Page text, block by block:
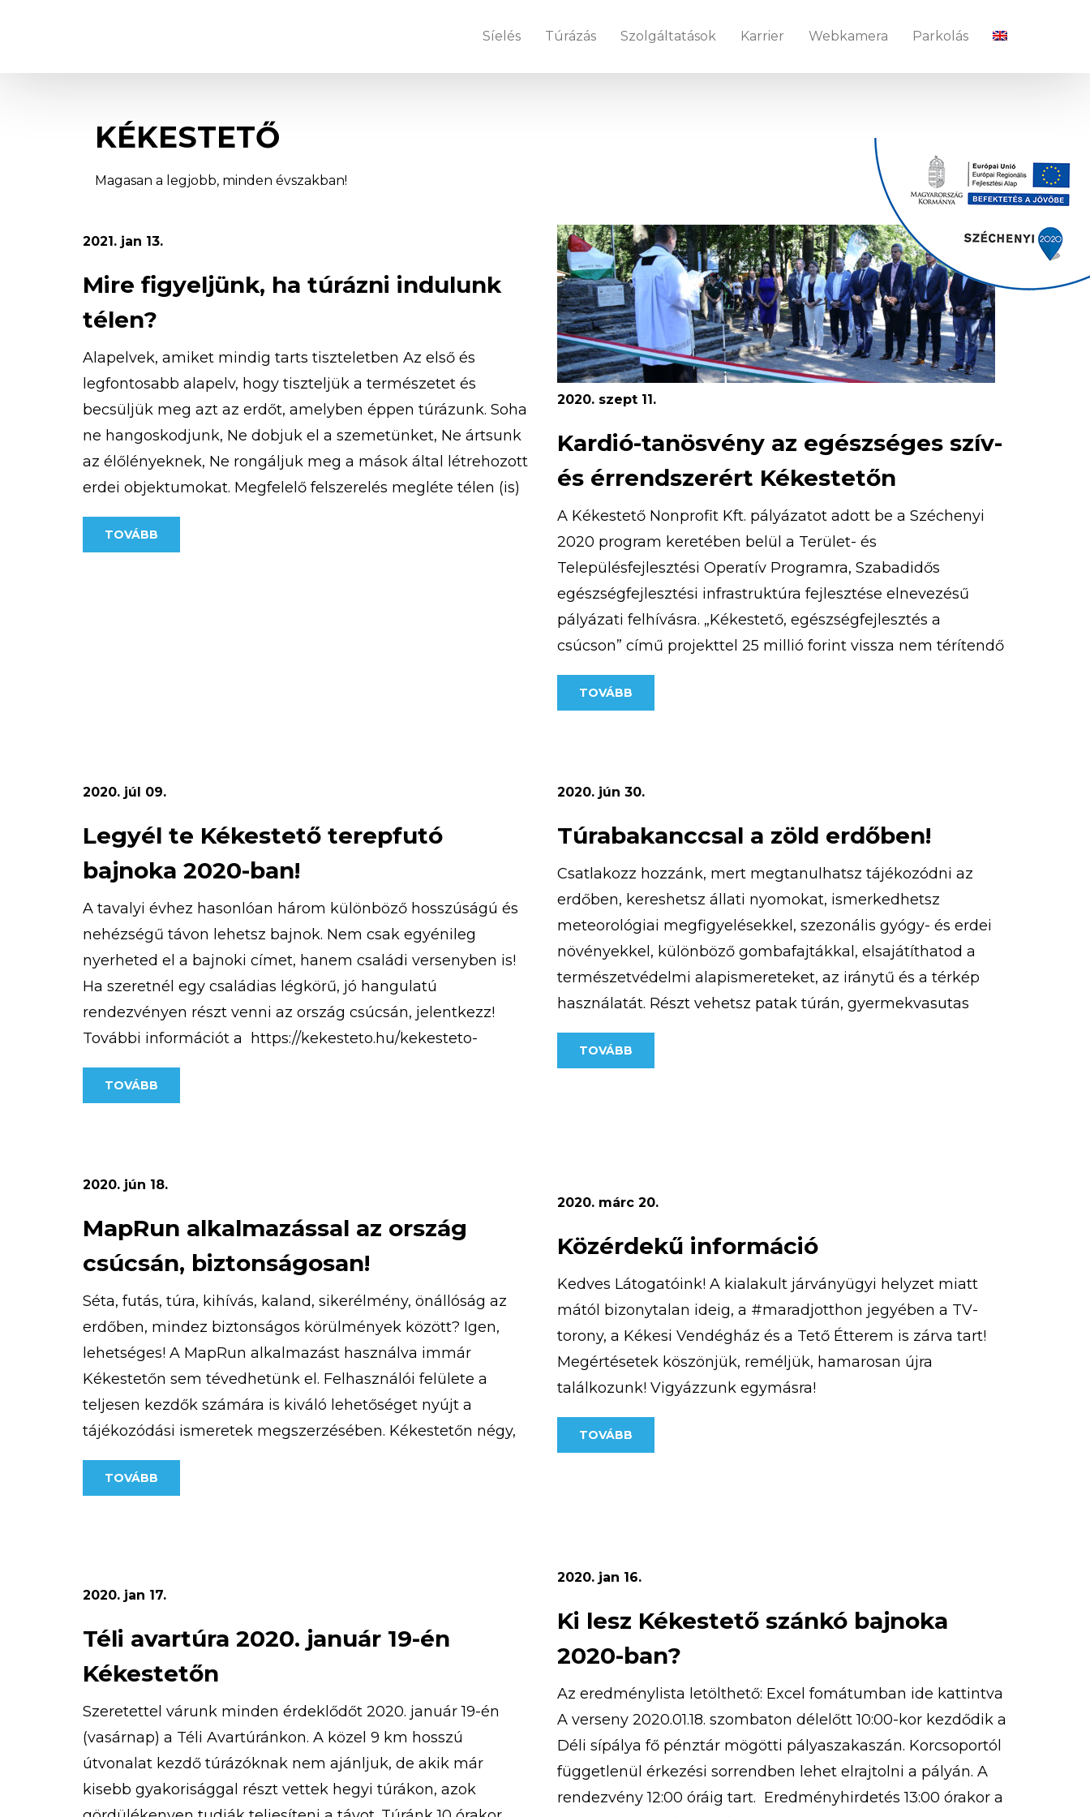
Síelés Túrázás Szolgáltatások Karrier Webkamera Parkolás
KÉKESTETŐ
Magasan a legjobb, minden évszakban!
2021. jan 13.
Mire figyeljünk, ha túrázni indulunk
télen?
Alapelvek, amiket mindig tarts tiszteletben Az első és
legfontosabb alapelv, hogy tiszteljük a természetet és
becsüljük meg azt az erdőt, amelyben éppen túrázunk. Soha
ne hangoskodjunk, Ne dobjuk el a szemetünket, Ne ártsunk
az élőlényeknek, Ne rongáljuk meg a mások által létrehozott
erdei objektumokat. Megfelelő felszerelés megléte télen (is)
Fontos, hogy akár hosszabb, akár rövidebb túrát […]
TOVÁBB
2020. szept 11.
Kardió-tanösvény az egészséges szív-
és érrendszerért Kékestetőn
A Kékestető Nonprofit Kft. pályázatot adott be a Széchenyi
2020 program keretében belül a Terület- és
Településfejlesztési Operatív Programra, Szabadidős
egészségfejlesztési infrastruktúra fejlesztése elnevezésű
pályázati felhívásra. „Kékestető, egészségfejlesztés a
csúcson” című projekttel 25 millió forint vissza nem térítendő
európai uniós támogatást nyert. 2020. szeptember 9-én
átadásra került a pályázat részeként megvalósult kardió
TOVÁBB
2020. júl 09.
Legyél te Kékestető terepfutó
bajnoka 2020-ban!
A tavalyi évhez hasonlóan három különböző hosszúságú és
nehézségű távon lehetsz bajnok. Nem csak egyénileg
nyerheted el a bajnoki címet, hanem családi versenyben is!
Ha szeretnél egy családias légkörű, jó hangulatú
rendezvényen részt venni az ország csúcsán, jelentkezz!
További információt a https://kekesteto.hu/kekesteto-
terepfuto-verseny/ weboldalon találsz. Számítunk rád, mert
magasan a legjobb!
TOVÁBB
2020. jún 30.
Túrabakanccsal a zöld erdőben!
Csatlakozz hozzánk, mert megtanulhatsz tájékozódni az
erdőben, kereshetsz állati nyomokat, ismerkedhetsz
meteorológiai megfigyelésekkel, szezonális gyógy- és erdei
növényekkel, különböző gombafajtákkal, elsajátíthatod a
természetvédelmi alapismereteket, az iránytű és a térkép
használatát. Részt vehetsz patak túrán, gyermekvasutas
kiránduláson, aranymosáson, túrázhatsz, eközben pedig
megismerheted a turistajelzéseket is. Ezeken felül
TOVÁBB
2020. jún 18.
MapRun alkalmazással az ország
csúcsán, biztonságosan!
Séta, futás, túra, kihívás, kaland, sikerélmény, önállóság az
erdőben, mindez biztonságos körülmények között? Igen,
lehetséges! A MapRun alkalmazást használva immár
Kékestetőn sem tévedhetünk el. Felhasználói felülete a
teljesen kezdők számára is kiváló lehetőséget nyújt a
tájékozódási ismeretek megszerzésében. Kékestetőn négy,
különböző nehézségű MapRun pálya érhető el. A
kivitelezésnél egyik fő szempont volt, hogy olyan
TOVÁBB
2020. márc 20.
Közérdekű információ
Kedves Látogatóink! A kialakult járványügyi helyzet miatt
mától bizonytalan ideig, a #maradjotthon jegyében a TV-
torony, a Kékesi Vendégház és a Tető Étterem is zárva tart!
Megértésetek köszönjük, reméljük, hamarosan újra
találkozunk! Vigyázzunk egymásra!
TOVÁBB
2020. jan 17.
Téli avartúra 2020. január 19-én
Kékestetőn
Szeretettel várunk minden érdeklődőt 2020. január 19-én
(vasárnap) a Téli Avartúránkon. A közel 9 km hosszú
útvonalat kezdő túrázóknak nem ajánljuk, de akik már
kisebb gyakorisággal részt vettek hegyi túrákon, azok
2020. jan 16.
Ki lesz Kékestető szánkó bajnoka
2020-ban?
Az eredménylista letölthető: Excel fomátumban ide kattintva
A verseny 2020.01.18. szombaton délelőtt 10:00-kor kezdődik a
Déli sípálya fő pénztár mögötti pályaszakaszán. Korcsoportól
függetlenül érkezési sorrendben lehet elrajtolni a pályán. A
rendezvény 12:00 óráig tart. Eredményhirdetés 13:00 órakor a